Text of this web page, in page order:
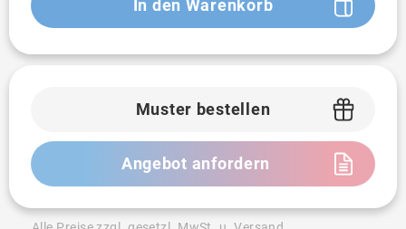
In den Warenkorb
Muster bestellen
Angebot anfordern